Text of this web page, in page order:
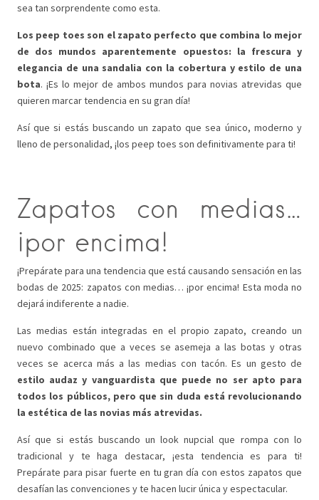
sea tan sorprendente como esta.
Los peep toes son el zapato perfecto que combina lo mejor
de dos mundos aparentemente opuestos: la frescura y
elegancia de una sandalia con la cobertura y estilo de una
bota. ¡Es lo mejor de ambos mundos para novias atrevidas que
quieren marcar tendencia en su gran día!
Así que si estás buscando un zapato que sea único, moderno y
lleno de personalidad, ¡los peep toes son definitivamente para ti!
Zapatos con medias…
¡por encima!
¡Prepárate para una tendencia que está causando sensación en las
bodas de 2025: zapatos con medias… ¡por encima! Esta moda no
dejará indiferente a nadie.
Las medias están integradas en el propio zapato, creando un
nuevo combinado que a veces se asemeja a las botas y otras
veces se acerca más a las medias con tacón. Es un gesto de
estilo audaz y vanguardista que puede no ser apto para
todos los públicos, pero que sin duda está revolucionando
la estética de las novias más atrevidas.
Así que si estás buscando un look nupcial que rompa con lo
tradicional y te haga destacar, ¡esta tendencia es para ti!
Prepárate para pisar fuerte en tu gran día con estos zapatos que
desafían las convenciones y te hacen lucir única y espectacular.